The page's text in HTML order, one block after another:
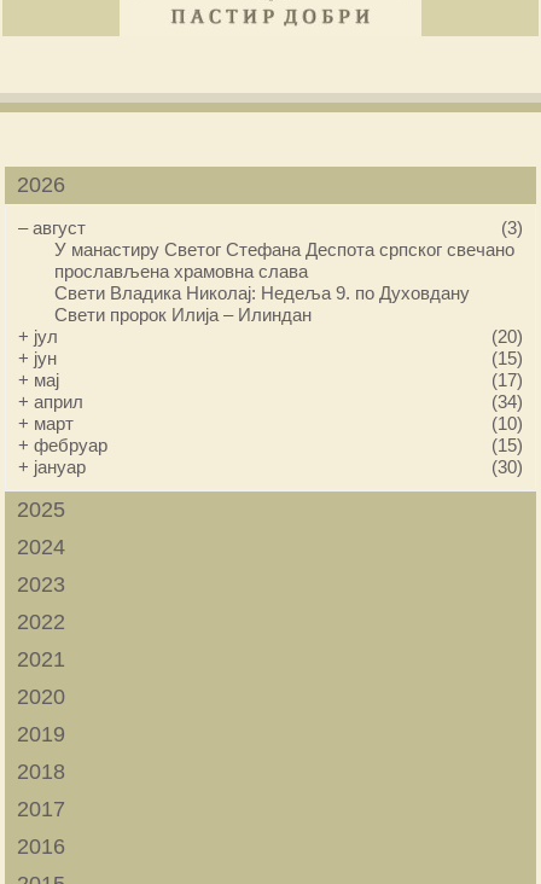
2026
–август
(3)
У манастиру Светог Стефана Деспота српског свечано
прослављена храмовна слава
Свети Владика Николај: Недеља 9. по Духовдану
Свети пророк Илија – Илиндан
+ јул
(20)
+ јун
(15)
+ мај
(17)
+април
(34)
+ март
(10)
+фебруар
(15)
+ јануар (30)
2025
2024
2023
2022
2021
2020
2019
2018
2017
2016